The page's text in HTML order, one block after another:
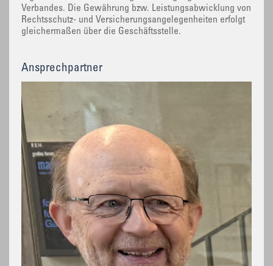
Verbandes. Die Gewährung bzw. Leistungsabwicklung von
Rechtsschutz- und Versicherungsangelegenheiten erfolgt
gleichermaßen über die Geschäftsstelle.
Ansprechpartner